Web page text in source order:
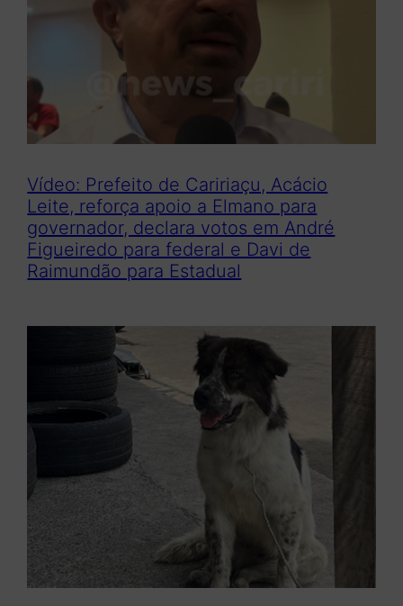
Vídeo: Prefeito de Caririaçu, Acácio
Leite, reforça apoio a Elmano para
governador, declara votos em André
Figueiredo para federal e Davi de
Raimundão para Estadual